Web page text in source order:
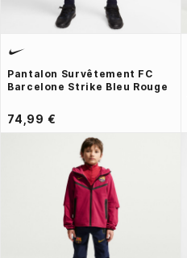
Pantalon Survêtement FC
Barcelone Strike Bleu Rouge
74,99 €